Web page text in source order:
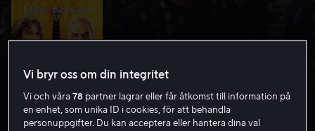
Vi bryr oss om din integritet
Vi och våra78 partner lagrar eller får åtkomst till information på
en enhet, som unika ID i cookies, för att behandla
personuppgifter. Du kan acceptera eller hantera dina val